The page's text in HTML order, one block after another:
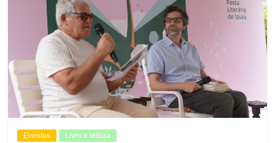
Eventos Livro e leitura